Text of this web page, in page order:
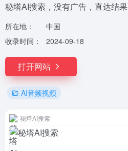
秘塔AI搜索，没有广告，直达结果
所在地：
中国
收录时间：
2024-09-18
打开网站
AI音频视频
秘塔AI搜索